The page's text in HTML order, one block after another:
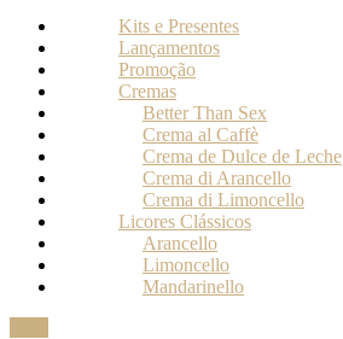
Kits e Presentes
Lançamentos
Promoção
Cremas
Better Than Sex
Crema al Caffè
Crema de Dulce de Leche
Crema di Arancello
Crema di Limoncello
Licores Clássicos
Arancello
Limoncello
Mandarinello